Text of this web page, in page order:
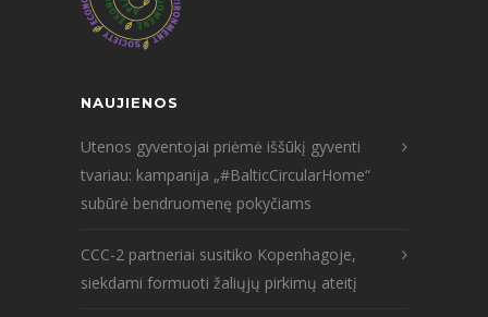
NAUJIENOS
Utenos gyventojai priėmė iššūkį gyventi
tvariau: kampanija „#BalticCircularHome“
subūrė bendruomenę pokyčiams
CCC-2 partneriai susitiko Kopenhagoje,
siekdami formuoti žaliųjų pirkimų ateitį